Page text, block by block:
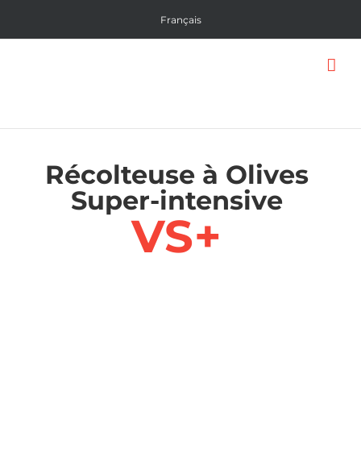
Français
Récolteuse à Olives
Super-intensive
VS+